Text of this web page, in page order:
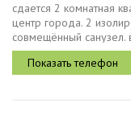
сдается 2 комнатная
центр города. 2
совмещённый санузел.
застеклён под уголок.
колонка...